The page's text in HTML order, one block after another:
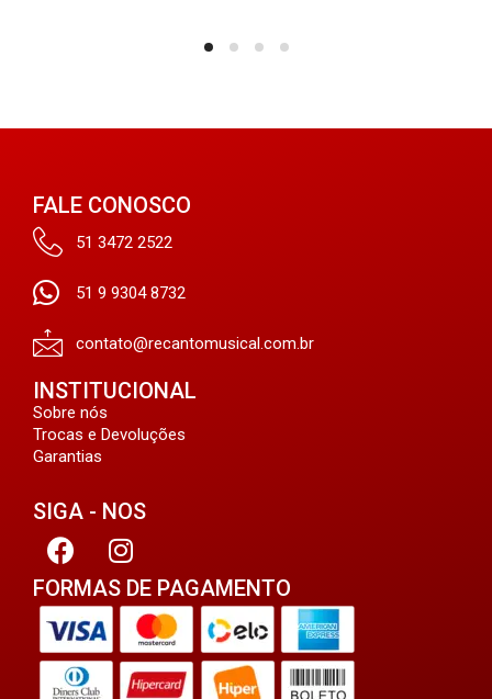
FALE CONOSCO
51 3472 2522
51 9 9304 8732
contato@recantomusical.com.br
INSTITUCIONAL
Sobre nós
Trocas e Devoluções
Garantias
SIGA - NOS
FORMAS DE PAGAMENTO